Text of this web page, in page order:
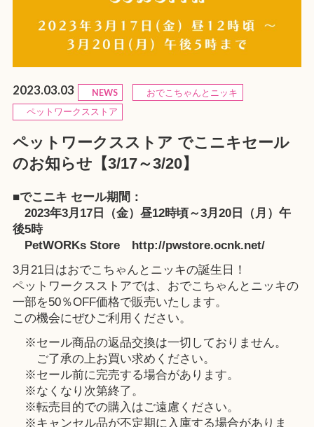
2023.03.03 NEWS
おでこちゃんとニッキ
ペットワークスストア
ペットワークスストア でこニキセール
のお知らせ【3/17～3/20】
■でこニキ セール期間：
2023年3月17日（金）昼12時頃～3月20日（月）午
後5時
PetWORKs Store http://pwstore.ocnk.net/
3月21日はおでこちゃんとニッキの誕生日！
ペットワークスストアでは、おでこちゃんとニッキの
一部を50％OFF価格で販売いたします。
この機会にぜひご利用ください。
※セール商品の返品交換は一切しておりません。
ご了承の上お買い求めください。
※セール前に完売する場合があります。
※なくなり次第終了。
※転売目的での購入はご遠慮ください。
※キャンセル品が不定期に入庫する場合がありま